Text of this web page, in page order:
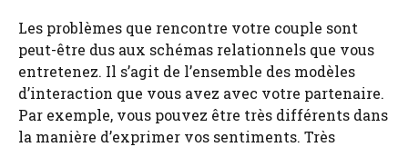
Les problèmes que rencontre votre couple sont
peut-être dus aux schémas relationnels que vous
entretenez. Il s’agit de l’ensemble des modèles
d’interaction que vous avez avec votre partenaire.
Par exemple, vous pouvez être très différents dans
la manière d’exprimer vos sentiments. Très